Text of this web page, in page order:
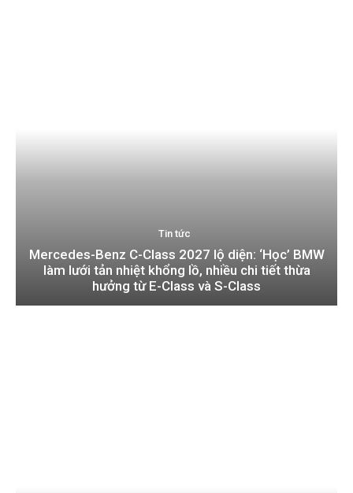
Tin tức
Mercedes-Benz C-Class 2027 lộ diện: ‘Học’ BMW
làm lưới tản nhiệt khổng lồ, nhiều chi tiết thừa
hưởng từ E-Class và S-Class